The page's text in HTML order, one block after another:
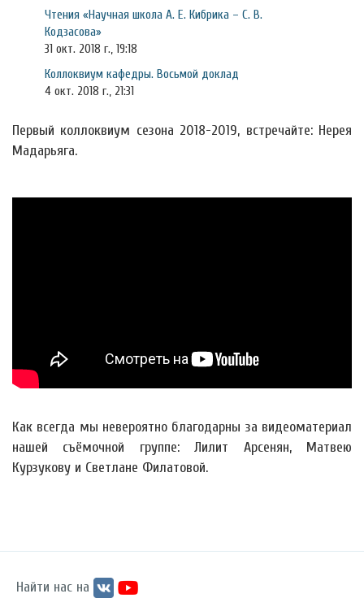
Чтения «Научная школа А. Е. Кибрика – С. В.
Кодзасова»
31 окт. 2018 г., 19:18
Коллоквиум кафедры. Восьмой доклад
4 окт. 2018 г., 21:31
Первый коллоквиум сезона 2018-2019, встречайте: Нерея
Мадарьяга.
Как всегда мы невероятно благодарны за видеоматериал
нашей съёмочной группе: Лилит Арсенян, Матвею
Курзукову и Светлане Филатовой.
Найти нас на